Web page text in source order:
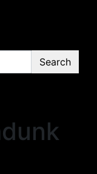
Search